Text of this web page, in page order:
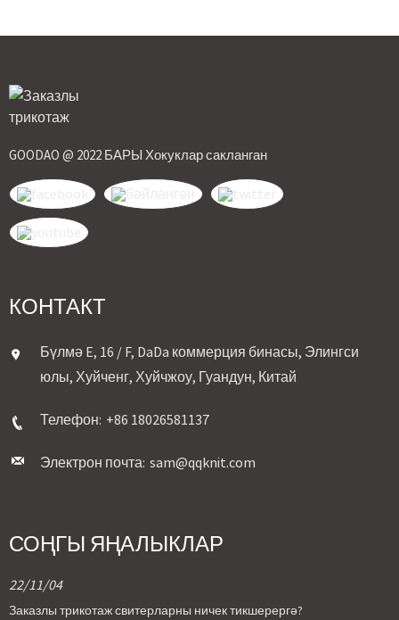
GOODAO @ 2022 БАРЫ Хокуклар сакланган
КОНТАКТ
Бүлмә E, 16 / F, DaDa коммерция бинасы, Элингси
юлы, Хуйченг, Хуйчжоу, Гуандун, Китай
Телефон: +86 18026581137
Электрон почта: sam@qqknit.com
СОҢГЫ ЯҢАЛЫКЛАР
22/11/04
Заказлы трикотаж свитерларны ничек тикшерергә?